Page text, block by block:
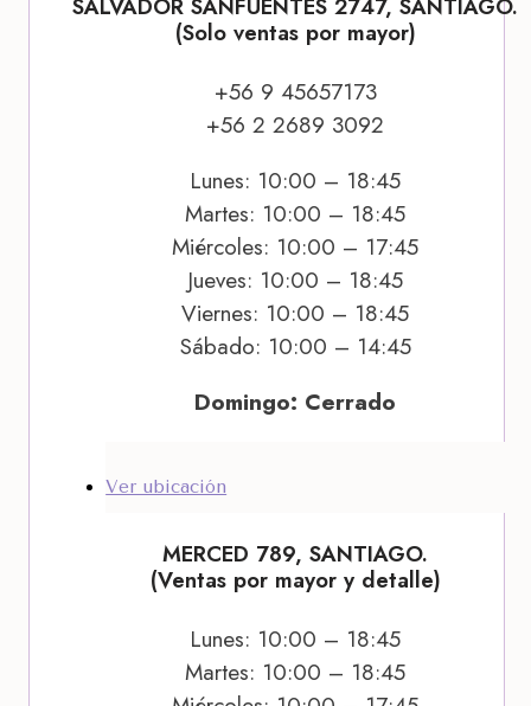
SALVADOR SANFUENTES 2747, SANTIAGO.
(Solo ventas por mayor)
+56 9 45657173
+56 2 2689 3092
Lunes: 10:00 – 18:45
Martes: 10:00 – 18:45
Miércoles: 10:00 – 17:45
Jueves: 10:00 – 18:45
Viernes: 10:00 – 18:45
Sábado: 10:00 – 14:45
Domingo: Cerrado
Ver ubicación
MERCED 789, SANTIAGO.
(Ventas por mayor y detalle)
Lunes: 10:00 – 18:45
Martes: 10:00 – 18:45